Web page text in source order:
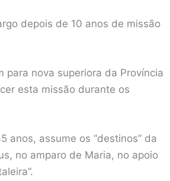
depois de 10 anos de missão
para nova superiora da Província
esta missão durante os
anos, assume os “destinos” da
no amparo de Maria, no apoio